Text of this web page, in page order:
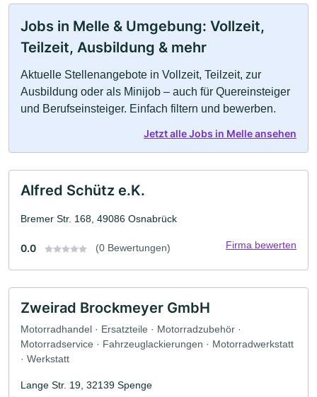
Jobs in Melle & Umgebung: Vollzeit,
Teilzeit, Ausbildung & mehr
Aktuelle Stellenangebote in Vollzeit, Teilzeit, zur
Ausbildung oder als Minijob – auch für Quereinsteiger
und Berufseinsteiger. Einfach filtern und bewerben.
Jetzt alle Jobs in Melle ansehen
Alfred Schütz e.K.
Bremer Str. 168, 49086 Osnabrück
0.0 (0 Bewertungen) Firma bewerten
Zweirad Brockmeyer GmbH
Motorradhandel · Ersatzteile · Motorradzubehör ·
Motorradservice · Fahrzeuglackierungen · Motorradwerkstatt
· Werkstatt
Lange Str. 19, 32139 Spenge